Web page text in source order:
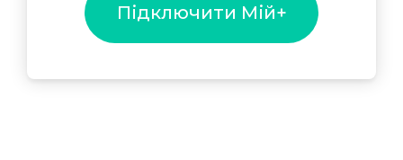
Підключити Мій+